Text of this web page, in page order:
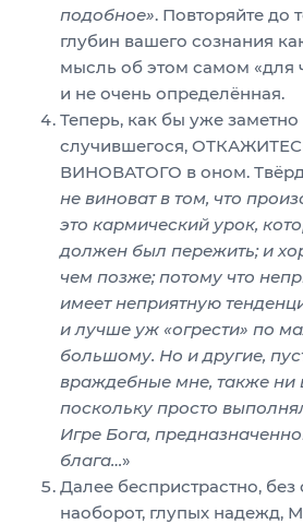
подобное». Повторяйте до
глубин вашего сознания
мысль об этом самом «для
и не очень определённая.
Теперь, как бы уже
случившегося,
ВИНОВАТОГО в оном.
не виноват в том, что
это кармический урок,
должен был пережить; и
чем позже; потому что
имеет неприятную
и лучше уж «огрести» по
большому. Но и другие,
враждебные мне, также ни
поскольку просто
Игре Бога,
блага…»
Далее беспристрастно, без
наоборот, глупых